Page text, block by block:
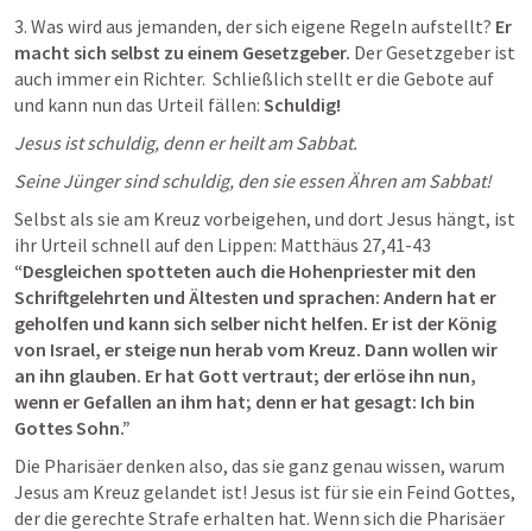
3. Was wird aus jemanden, der sich eigene Regeln aufstellt? Er
macht sich selbst zu einem Gesetzgeber. Der Gesetzgeber ist
auch immer ein Richter.  Schließlich stellt er die Gebote auf
und kann nun das Urteil fällen: Schuldig!
Jesus ist schuldig, denn er heilt am Sabbat.
Seine Jünger sind schuldig, den sie essen Ähren am Sabbat!
Selbst als sie am Kreuz vorbeigehen, und dort Jesus hängt, ist
ihr Urteil schnell auf den Lippen: Matthäus 27,41-43
“Desgleichen spotteten auch die Hohenpriester mit den
Schriftgelehrten und Ältesten und sprachen: Andern hat er
geholfen und kann sich selber nicht helfen. Er ist der König
von Israel, er steige nun herab vom Kreuz. Dann wollen wir
an ihn glauben. Er hat Gott vertraut; der erlöse ihn nun,
wenn er Gefallen an ihm hat; denn er hat gesagt: Ich bin
Gottes Sohn.”
Die Pharisäer denken also, das sie ganz genau wissen, warum
Jesus am Kreuz gelandet ist! Jesus ist für sie ein Feind Gottes,